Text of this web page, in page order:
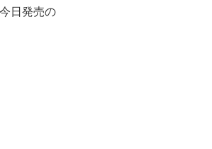
日発売の